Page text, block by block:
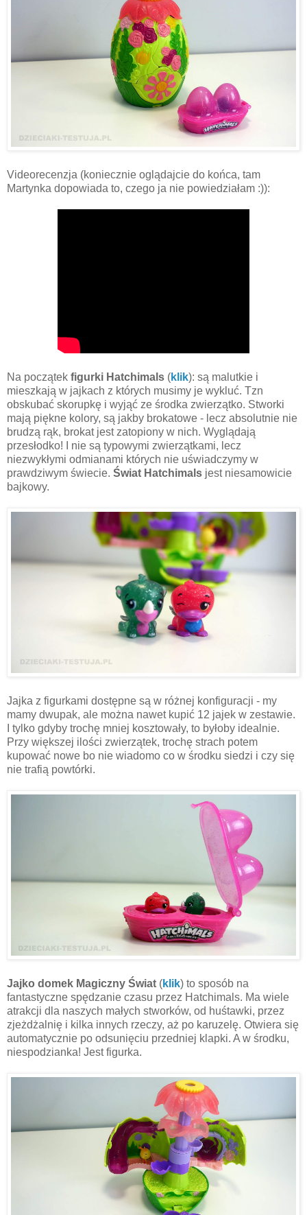
Videorecenzja (koniecznie oglądajcie do końca, tam
Martynka dopowiada to, czego ja nie powiedziałam :)):
Na początek figurki Hatchimals (klik): są malutkie i
mieszkają w jajkach z których musimy je wykluć. Tzn
obskubać skorupkę i wyjąć ze środka zwierzątko. Stworki
mają piękne kolory, są jakby brokatowe - lecz absolutnie nie
brudzą rąk, brokat jest zatopiony w nich. Wyglądają
przesłodko! I nie są typowymi zwierzątkami, lecz
niezwykłymi odmianami których nie uświadczymy w
prawdziwym świecie. Świat Hatchimals jest niesamowicie
bajkowy.
Jajka z figurkami dostępne są w różnej konfiguracji - my
mamy dwupak, ale można nawet kupić 12 jajek w zestawie.
I tylko gdyby trochę mniej kosztowały, to byłoby idealnie.
Przy większej ilości zwierzątek, trochę strach potem
kupować nowe bo nie wiadomo co w środku siedzi i czy się
nie trafią powtórki.
Jajko domek Magiczny Świat (klik) to sposób na
fantastyczne spędzanie czasu przez Hatchimals. Ma wiele
atrakcji dla naszych małych stworków, od huśtawki, przez
zjeżdżalnię i kilka innych rzeczy, aż po karuzelę. Otwiera się
automatycznie po odsunięciu przedniej klapki. A w środku,
niespodzianka! Jest figurka.